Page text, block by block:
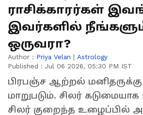
ராசிக்காரர்கள்
இவர்களில்
ஒருவரா?
Author : Priya Velan | Astrology
Published : Jul 06 2026, 05:30 PM IST
பிரபஞ்ச ஆற்றல்
மாறுபடும். சிலர்
சிலர் குறைந்த உழைப்பில்